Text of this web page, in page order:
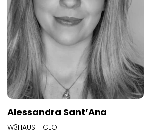
Alessandra Sant’Ana
W3HAUS - CEO